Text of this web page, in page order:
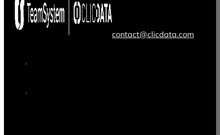
contact@clicdata.com